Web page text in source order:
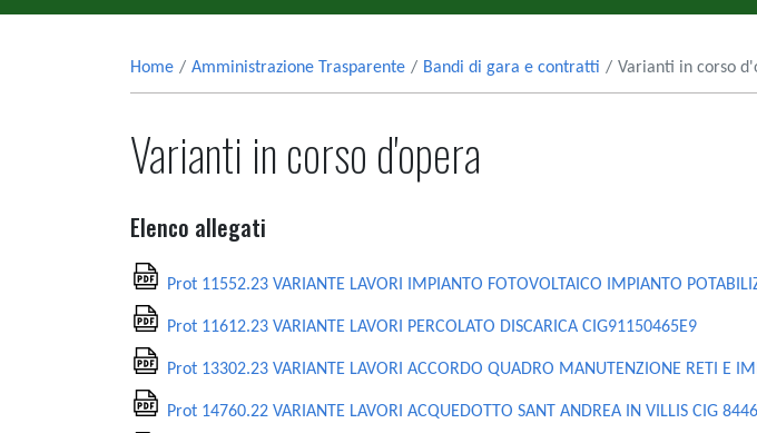
Home Amministrazione Trasparente Bandi di gara e contratti Varianti in corso
Varianti in corso d'opera
Elenco allegati
Prot 11552.23 VARIANTE LAVORI IMPIANTO FOTOVOLTAICO IMPIANTO
Prot 11612.23 VARIANTE LAVORI PERCOLATO DISCARICA CIG91150465E9
Prot 13302.23 VARIANTE LAVORI ACCORDO QUADRO MANUTENZIONE RETI E
Prot 14760.22 VARIANTE LAVORI ACQUEDOTTO SANT ANDREA IN VILLIS CIG